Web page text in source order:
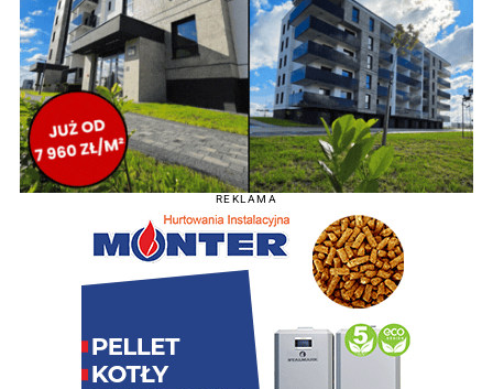
REKLAMA